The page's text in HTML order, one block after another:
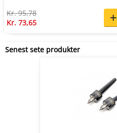
Kr. 95,78
Kr. 73,65
Senest sete produkter